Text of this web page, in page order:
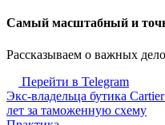
Cамый масштабный и
Рассказываем о важных
Перейти в Telegram
Экс-владельца бутика
лет за таможенную схему